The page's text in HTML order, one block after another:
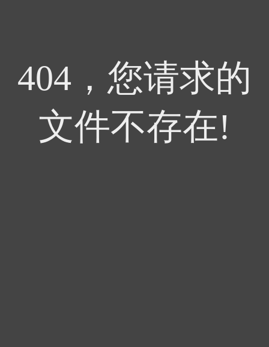
404，您请求的
文件不存在!